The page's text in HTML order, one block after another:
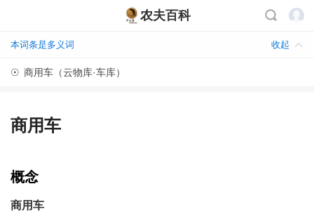
农夫百科
本词条是多义词 收起
☉ 商用车（云物库·车库）
商用车
概念
商用车